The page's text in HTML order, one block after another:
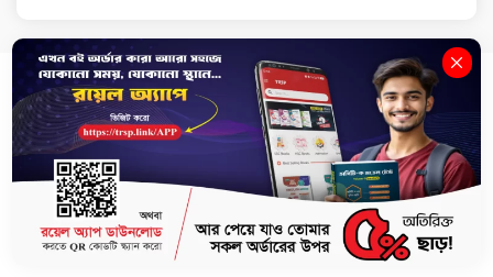
Description Review(0) Delivery & Return
পকেট বইগুলো বিসিএস, NTRCA & Primary , সকল সরকারি চাকরিসহ যেকোনো
প্রতিযোগীতামূলক পরীক্ষায় আসার উপযোগী সবচেয়ে গুরুত্বপূর্ণ বিষয় ও তথ্য দিয়ে ধারাবাহিকভাবে
সাজানো। বইগুলো পকেটে বহন করার উপযুক্ত বলে আপনি যেখানেই যান, বইটি সবসময় সাথে